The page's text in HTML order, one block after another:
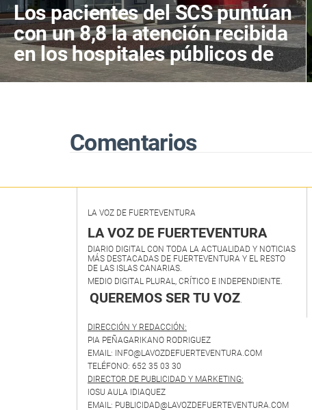
Los pacientes del SCS puntúan
con un 8,8 la atención recibida
en los hospitales públicos de
Canarias
Comentarios
LA VOZ DE FUERTEVENTURA
LA VOZ DE FUERTEVENTURA
DIARIO DIGITAL CON TODA LA ACTUALIDAD Y NOTICIAS
MÁS DESTACADAS DE FUERTEVENTURA Y EL RESTO
DE LAS ISLAS CANARIAS.
MEDIO DIGITAL PLURAL, CRÍTICO E INDEPENDIENTE.
QUEREMOS SER TU VOZ.
DIRECCIÓN Y REDACCIÓN:
PIA PEÑAGARIKANO RODRIGUEZ
EMAIL: INFO@LAVOZDEFUERTEVENTURA.COM
TELÉFONO: 652 35 03 30
DIRECTOR DE PUBLICIDAD Y MARKETING:
IOSU AULA IDIAQUEZ
EMAIL: PUBLICIDAD@LAVOZDEFUERTEVENTURA.COM